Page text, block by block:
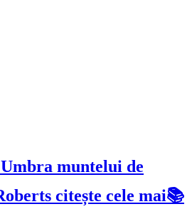
muntelui de
citește cele mai📚